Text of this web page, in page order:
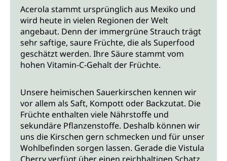
Acerola stammt ursprünglich aus Mexiko und
wird heute in vielen Regionen der Welt
angebaut. Denn der immergrüne Strauch trägt
sehr saftige, saure Früchte, die als Superfood
geschätzt werden. Ihre Säure stammt vom
hohen Vitamin-C-Gehalt der Früchte.
Unsere heimischen Sauerkirschen kennen wir
vor allem als Saft, Kompott oder Backzutat. Die
Früchte enthalten viele Nährstoffe und
sekundäre Pflanzenstoffe. Deshalb können wir
uns die Kirschen gern schmecken und für unser
Wohlbefinden sorgen lassen. Gerade die Vistula